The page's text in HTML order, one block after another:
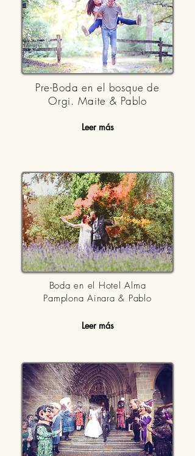
Pre-Boda en el bosque de
Orgi. Maite & Pablo
Leer más
Boda en el Hotel Alma
Pamplona Ainara & Pablo
Leer más